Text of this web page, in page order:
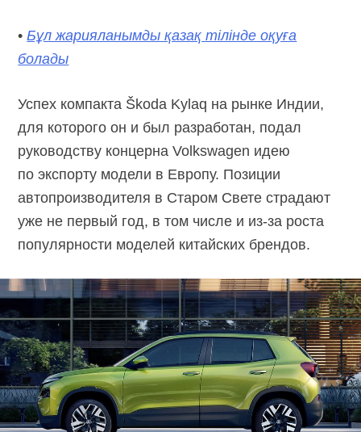
•Бұл жарияланымды қазақ тілінде оқуға
болады
Успех компакта Škoda Kylaq на рынке Индии,
для которого он и был разработан, подал
руководству концерна Volkswagen идею
по экспорту модели в Европу. Позиции
автопроизводителя в Старом Свете страдают
уже не первый год, в том числе и из-за роста
популярности моделей китайских брендов.